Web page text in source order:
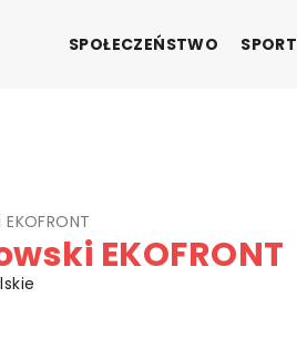
SPOŁECZEŃSTWO SPORT
EKOFRONT